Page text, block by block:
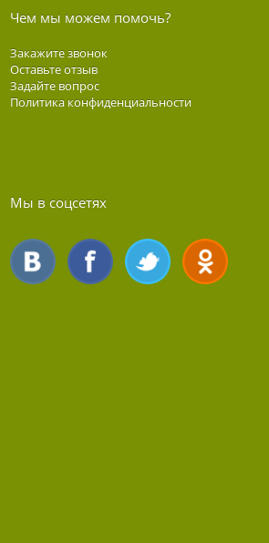
Чем мы можем помочь?
Закажите звонок
Оставьте отзыв
Задайте вопрос
Политика конфиденциальности
Мы в соцсетях